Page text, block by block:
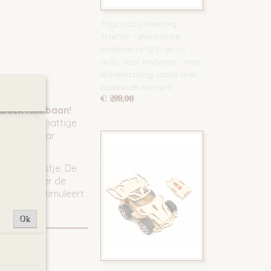
Klimbaan!
met schattige
vrolijk naar
een feestje. De
over de
– het stimuleert
Toyz accu voertuig
Tractor - elektrische
kinderauto 12V- accu
auto voor kinderen - met
ledverlichting, radio met
bluetooth en mp3.
€ 299,00
Ok